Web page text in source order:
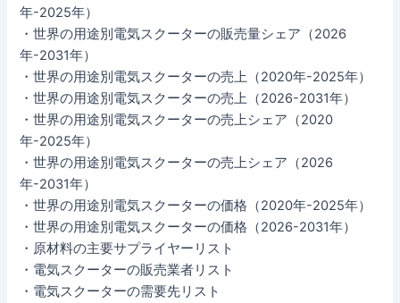
年-2025年）
・世界の用途別電気スクーターの販売量シェア（2026
年-2031年）
・世界の用途別電気スクーターの売上（2020年-2025年）
・世界の用途別電気スクーターの売上（2026-2031年）
・世界の用途別電気スクーターの売上シェア（2020
年-2025年）
・世界の用途別電気スクーターの売上シェア（2026
年-2031年）
・世界の用途別電気スクーターの価格（2020年-2025年）
・世界の用途別電気スクーターの価格（2026-2031年）
・原材料の主要サプライヤーリスト
・電気スクーターの販売業者リスト
・電気スクーターの需要先リスト